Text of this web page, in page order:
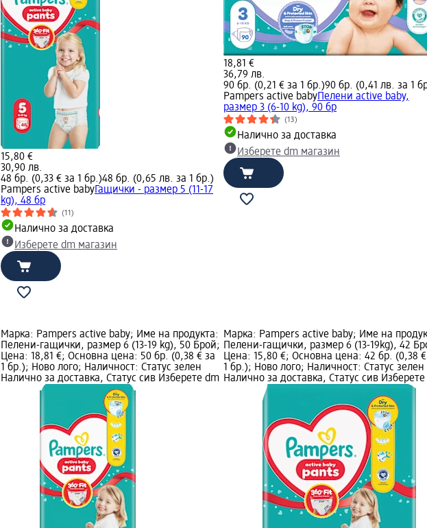
15,80 €
30,90 лв.
48 бр. (0,33 € за 1 бр.)48 бр. (0,65 лв. за 1 бр.)
Pampers active baby Гащички - размер 5 (11-17
kg), 48 бр
(11)
Налично за доставка
Изберете dm магазин
18,81 €
36,79 лв.
90 бр. (0,21 € за 1 бр.)90 бр. (0,41 лв. за 1
Pampers active baby Пелени active baby,
размер 3 (6-10 kg), 90 бр
(13)
Налично за доставка
Изберете dm магазин
Марка: Pampers active baby; Име на продукта:
Пелени-гащички, размер 6 (13-19 kg), 50 Брой;
Цена: 18,81 €; Основна цена: 50 бр. (0,38 € за
1 бр.); Ново лого; Наличност: Статус зелен
Налично за доставка, Статус сив Изберете dm
Марка: Pampers active baby; Име на
Пелени-гащички, размер 6 (13-19kg), 42
Цена: 15,80 €; Основна цена: 42 бр. (0,38
1 бр.); Ново лого; Наличност: Статус зелен
Налично за доставка, Статус сив